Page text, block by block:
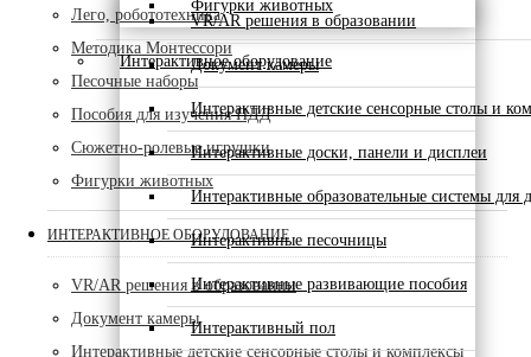
Фигурки животных
Интерактивное оборудование
VR/AR решения в образовании
Документ камеры
Интерактивные детские сенсорные столы и
Интерактивные доски, панели и дисплеи
Интерактивные образовательные системы для
Интерактивные песочницы
Интерактивные развивающие пособия
Интерактивный пол
Лего, робототехника
Методика Монтессори
Песочные наборы
Пособия для изучения ПДД
Сюжетно-ролевые игрушки
Фигурки животных
ИНТЕРАКТИВНОЕ ОБОРУДОВАНИЕ
VR/AR решения в образовании
Документ камеры
Интерактивные детские сенсорные столы и комплексы